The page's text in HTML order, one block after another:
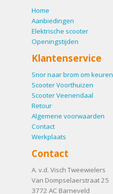
Home
Aanbiedingen
Elektrische scooter
Openingstijden
Klantenservice
Snor naar brom om keuren
Scooter Voorthuizen
Scooter Veenendaal
Retour
Algemene voorwaarden
Contact
Werkplaats
Contact
A. v.d. Visch Tweewielers
Van Dompselaerstraat 25
3772 AC Barneveld